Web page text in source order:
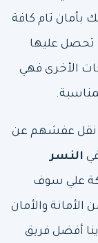
بأمان تام كافة
تحصل عليها
الأخرى فهي
نقل عفشهم عن
النسر
علي سوف
والأمان
أفضل فريق